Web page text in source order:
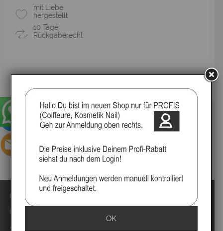
mit Liebe
hergestellt
10 Tage
Rückgaberecht
Impressum
Kontakt
Anmelden
OK